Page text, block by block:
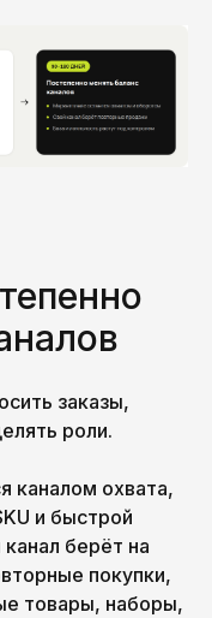
заказы,
роли.
каналом охвата,
и быстрой
берёт на
покупки,
товары, наборы,